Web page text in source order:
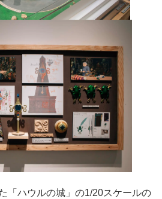
「ハウルの城」の1/20スケールの